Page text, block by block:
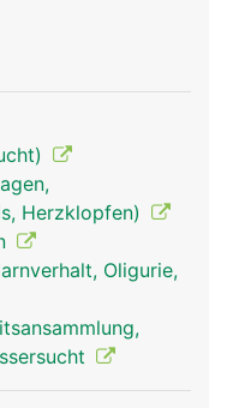
Herzklopfen)
Oligurie,